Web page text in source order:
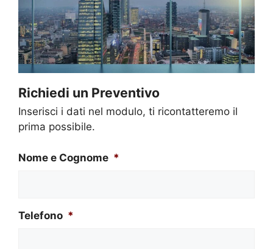
Richiedi un Preventivo
Inserisci i dati nel modulo, ti ricontatteremo il
prima possibile.
Nome e Cognome *
Telefono *